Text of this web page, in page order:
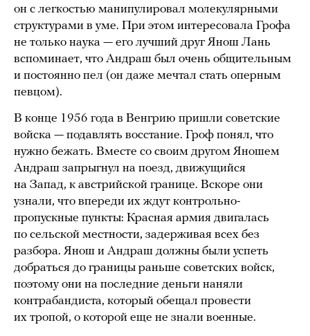
он с легкостью манипулировал молекулярными
структурами в уме. При этом интересовала Грофа
не только наука — его лучший друг Янош Лань
вспоминает, что Андраш был очень общительным
и постоянно пел (он даже мечтал стать оперным
певцом).
В конце 1956 года в Венгрию пришли советские
войска — подавлять восстание. Гроф понял, что
нужно бежать. Вместе со своим другом Яношем
Андраш запрыгнул на поезд, движущийся
на Запад, к австрийской границе. Вскоре они
узнали, что впереди их ждут контрольно-
пропускные пункты: Красная армия двигалась
по сельской местности, задерживая всех без
разбора. Янош и Андраш должны были успеть
добраться до границы раньше советских войск,
поэтому они на последние деньги наняли
контрабандиста, который обещал провести
их тропой, о которой еще не знали военные.